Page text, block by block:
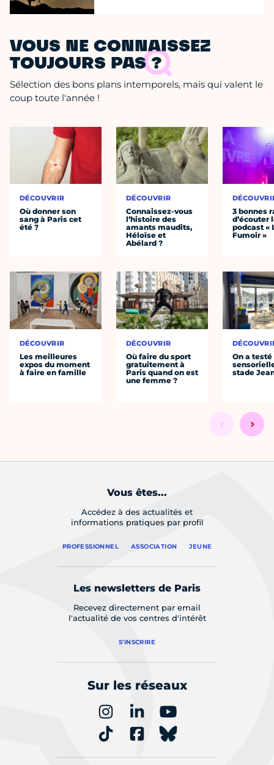
VOUS NE CONNAISSEZ
TOUJOURS PAS ?
Sélection des bons plans intemporels, mais qui valent le
coup toute l'année !
DÉCOUVRIR
Où donner son
sang à Paris cet
été ?
DÉCOUVRIR
Les meilleures
expos du moment
à faire en famille
DÉCOUVRIR
Connaissez-vous
l’histoire des
amants maudits,
Héloïse et
Abélard ?
DÉCOUVRIR
Où faire du sport
gratuitement à
Paris quand on est
une femme ?
3 bonnes
d’écouter
podcast «
Fumoir »
On a
stade
Vous êtes...
Accédez à des actualités et
informations pratiques par profil
PROFESSIONNEL ASSOCIATION JEUNE
Les newsletters de Paris
Recevez directement par email
l'actualité de vos centres d'intérêt
S'INSCRIRE
Sur les réseaux